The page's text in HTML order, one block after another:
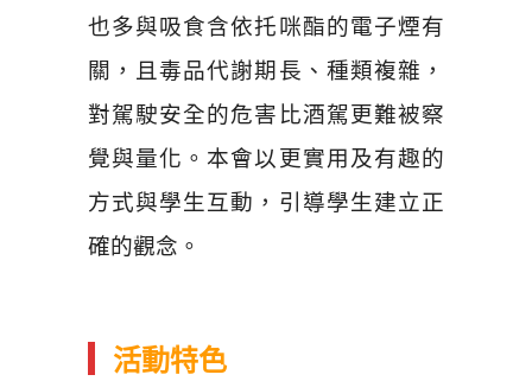
也多與吸食含依托咪酯的電子煙有
關，且毒品代謝期長、種類複雜，
對駕駛安全的危害比酒駕更難被察
覺與量化。本會以更實用及有趣的
方式與學生互動，引導學生建立正
確的觀念。
活動特色